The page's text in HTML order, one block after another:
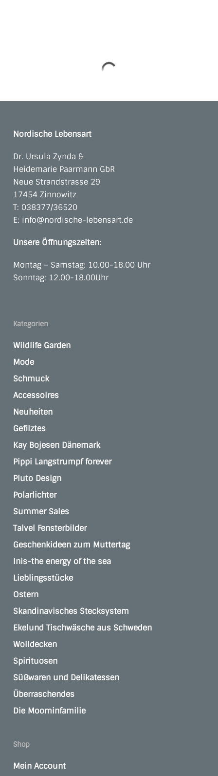
Nordische Lebensart
Dr. Ursula Zynda &
Heidemarie Paarmann GbR
Neue Strandstrasse 29
17454 Zinnowitz
T: 038377/36520
E: info@nordische-lebensart.de
Unsere Öffnungszeiten:
Montag – Samstag: 10.00-18.00 Uhr
Sonntag: 12.00-18.00Uhr
Kategorien
Wildlife Garden
Mode
Schmuck
Accessoires
Neuheiten
Gefilztes
Kay Bojesen Dänemark
Pippi Langstrumpf forever
Pluto Design
Polarlichter
Summer Sales
Talvel Fensterbilder
Geschenkideen zum Muttertag
Inis-the energy of the sea
Lieblingsstücke
Ostern
Skandinavisches Stecksystem
Ekelund Tischwäsche aus Schweden
Wolldecken
Spirituosen
Süßwaren und Delikatessen
Überraschendes
Die Moominfamilie
Shop
Mein Account